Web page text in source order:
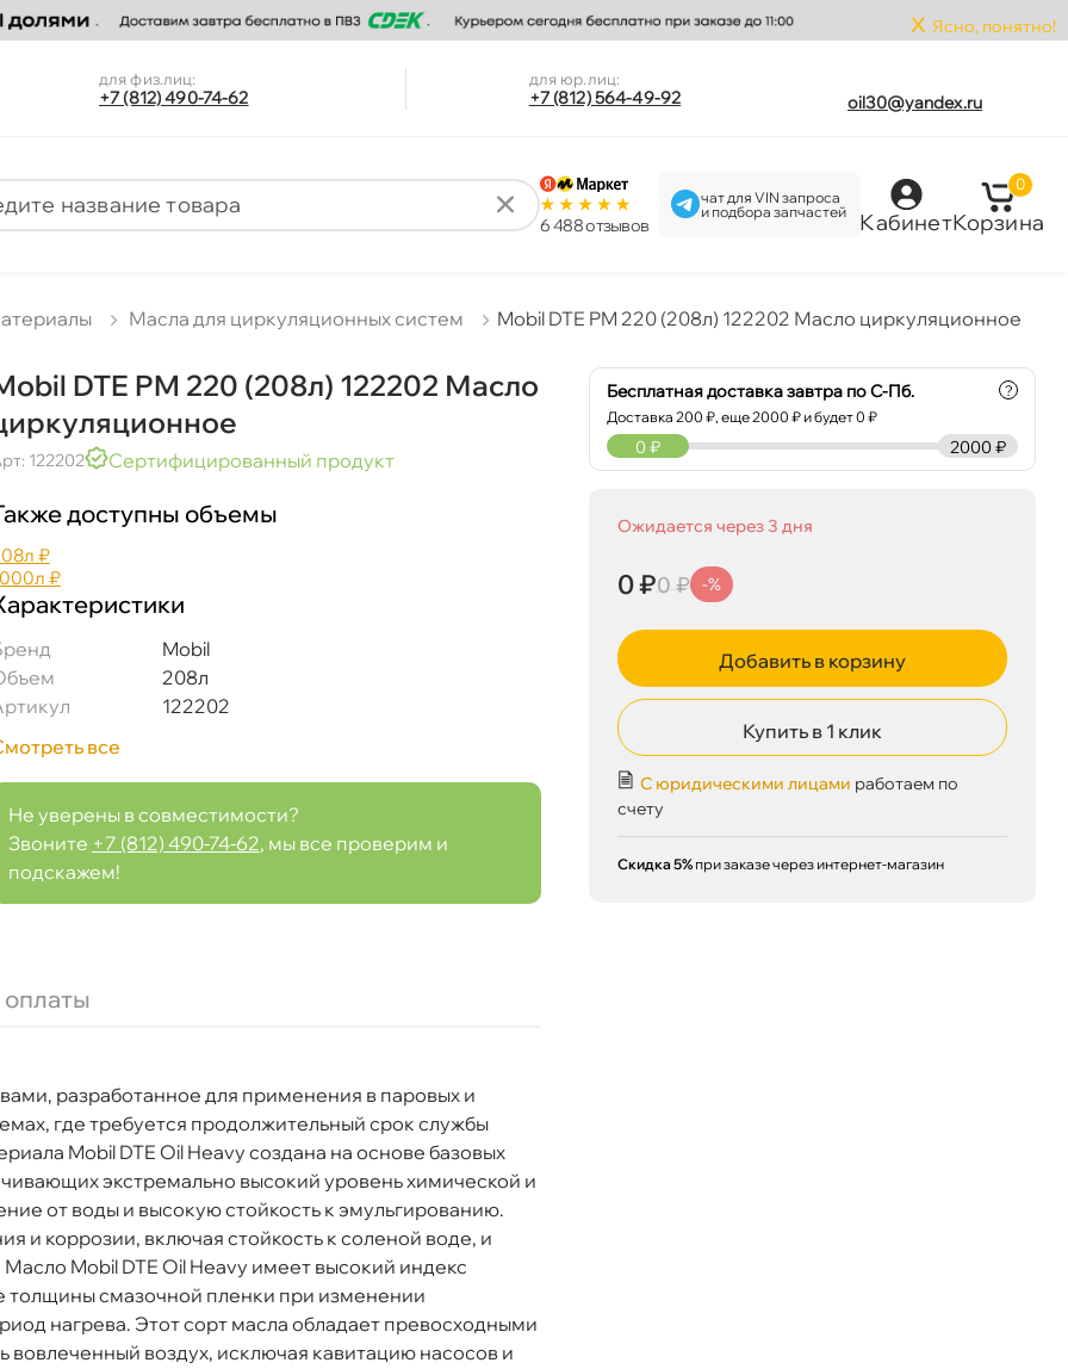
x Ясно, понятно!
для физ.лиц:
+7 (812) 490-74-62
для юр.лиц:
+7 (812) 564-49-92 oil30@yandex.ru
6 488 отзыво
чат для VIN запроса
и подбора запчастей
Кабинет
0
Корзина
Масла для циркуляционных систем Mobil DTE PM 220 (208л) 122202 Масло циркуляционное
DTE PM 220 (208л) 122202 Масло
122202 Сертифицированный продукт
доступны объемы
₽
₽
Mobil
208л
122202
все
Не уверены в совместимости?
Звоните +7 (812) 490-74-62, мы все проверим и
подскажем!
разработанное для применения в паровых и
где требуется продолжительный срок службы
Mobil DTE Oil Heavy создана на основе базовых
экстремально высокий уровень химической и
от воды и высокую стойкость к эмульгированию.
и коррозии, включая стойкость к соленой воде, и
Mobil DTE Oil Heavy имеет высокий индекс
смазочной пленки при изменении
нагрева. Этот сорт масла обладает превосходными
воздух, исключая кавитацию насосов и
Бесплатная доставка завтра по С-Пб.
Доставка200 ₽, еще2000 ₽ и будет 0 ₽
?
2000 ₽
0 ₽
Ожидается через 3 дня
0 ₽0 ₽ -%
Добавить в корзину
Купить в 1 клик
С юридическими лицами работаем по
счету
Скидка 5% при заказе через интернет-магазин
0 ₽
07.08 (при заказе от 2000₽) Срочная за 2 ч – 399 ₽